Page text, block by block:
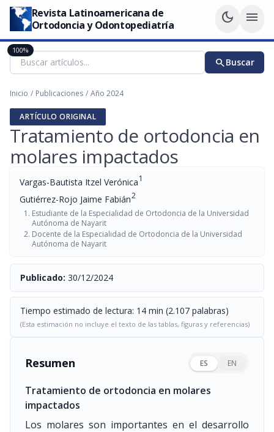
Revista Latinoamericana de
Ortodoncia y Odontopediatría
dark_mode menu
searchBuscar
Inicio / Publicaciones / Año 2024
ARTÍCULO ORIGINAL
Tratamiento de ortodoncia en
molares impactados
Vargas-Bautista Itzel Verónica1
Gutiérrez-Rojo Jaime Fabián2
Estudiante de la Especialidad de Ortodoncia de la Universidad
Autónoma de Nayarit
Docente de la Especialidad de Ortodoncia de la Universidad
Autónoma de Nayarit
Publicado: 30/12/2024
Tiempo estimado de lectura: 14 min (2.107 palabras)
(Esta estimación no incluye el texto de las tablas, figuras y referencias)
Resumen ES EN
Tratamiento de ortodoncia en molares
impactados
Los molares son importantes en el desarrollo
100%